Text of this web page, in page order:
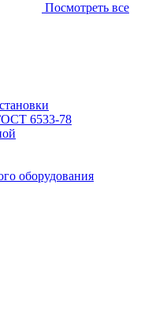
Посмотреть все
6533-78
оборудования